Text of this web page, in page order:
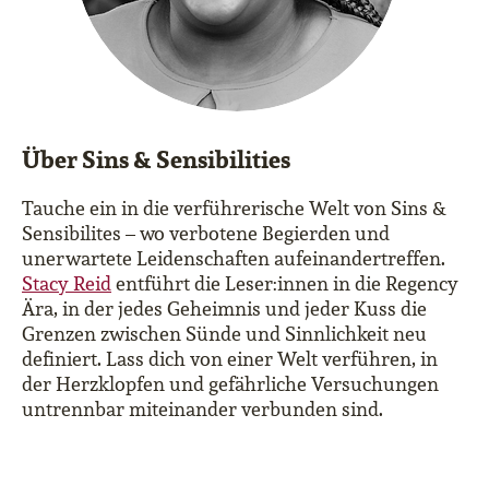
Über Sins & Sensibilities
Tauche ein in die verführerische Welt von Sins &
Sensibilites – wo verbotene Begierden und
unerwartete Leidenschaften aufeinandertreffen.
Stacy Reidentführt die Leser:innen in die Regency
Ära, in der jedes Geheimnis und jeder Kuss die
Grenzen zwischen Sünde und Sinnlichkeit neu
definiert. Lass dich von einer Welt verführen, in
der Herzklopfen und gefährliche Versuchungen
untrennbar miteinander verbunden sind.